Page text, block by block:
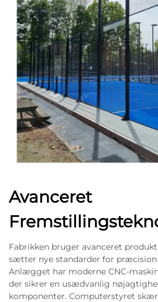
Avanceret
Fabrikken bruger avanceret
sætter nye standarder for
Anlægget har moderne CNC-
der sikrer en usædvanlig
komponenter. Computerstyret